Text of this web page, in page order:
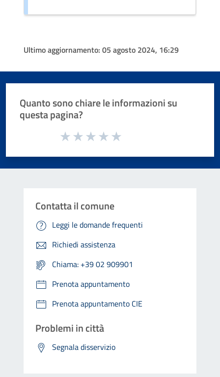
Ultimo aggiornamento: 05 agosto 2024, 16:29
Quanto sono chiare le informazioni su
questa pagina?
Valuta da 1 a 5 stelle la pagina
Contatta il comune
Leggi le domande frequenti
Richiedi assistenza
Chiama: +39 02 909901
Prenota appuntamento
Prenota appuntamento CIE
Problemi in città
Segnala disservizio